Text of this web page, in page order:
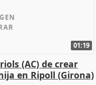
01:19
(AC) de crear
en Ripoll (Girona)